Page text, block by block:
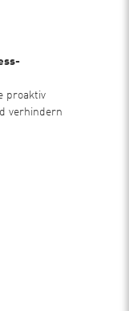
proaktiv
verhindern